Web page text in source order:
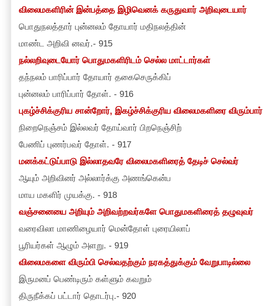
விலைமகளிரின் இன்பத்தை இழிவெனக் கருதுவார் அறிவுடையார்
பொதுநலத்தார் புன்னலம் தோயார் மதிநலத்தின்
மாண்ட அறிவி னவர்.- 915
நல்லறிவுடையோர் பொதுமகளிரிடம் செல்ல மாட்டார்கள்
தந்நலம் பாரிப்பார் தோயார் தகைசெருக்கிப்
புன்னலம் பாரிப்பார் தோள். - 916
புகழ்ச்சிக்குரிய சான்றோர், இகழ்ச்சிக்குரிய விலைமகளிரை விரும்பார்
நிறைநெஞ்சம் இல்லவர் தோய்வார் பிறநெஞ்சிற்
பேணிப் புணர்பவர் தோள். - 917
மனக்கட்டுப்பாடு இல்லாதவரே விலைமகளிரைத் தேடிச் செல்வர்
ஆயும் அறிவினர் அல்லார்க்கு அணங்கென்ப
மாய மகளிர் முயக்கு. - 918
வஞ்சனையை அறியும் அறிவற்றவர்களே பொதுமகளிரைத் தழுவுவர்
வரைவிலா மாணிழையார் மென்தோள் புரையிலாப்
பூரியர்கள் ஆழும் அளறு. - 919
விலைமகளை விரும்பி செல்வதற்கும் நரகத்துக்கும் வேறுபாடில்லை
இருமனப் பெண்டிரும் கள்ளும் கவறும்
திருநீக்கப் பட்டார் தொடர்பு.- 920